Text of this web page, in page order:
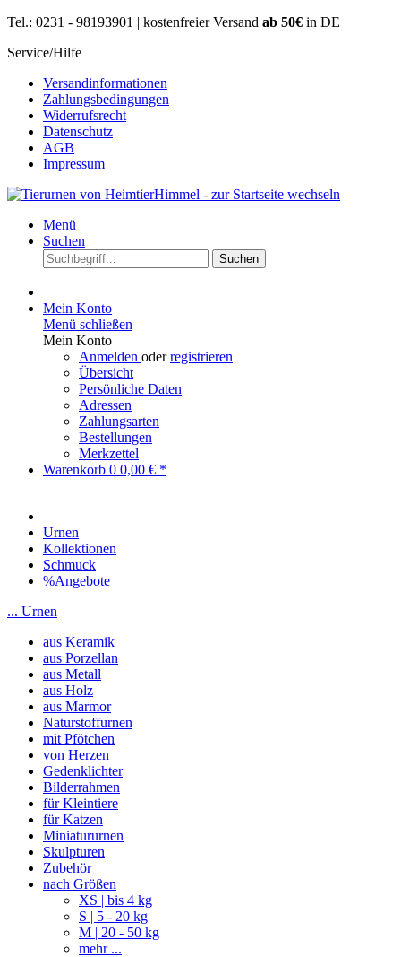
Tel.: 0231 - 98193901 | kostenfreier Versand ab 50€ in DE
Service/Hilfe
Versandinformationen
Zahlungsbedingungen
Widerrufsrecht
Datenschutz
AGB
Impressum
Menü
Suchen
Suchen
Mein Konto
Menü schließen
Mein Konto
Anmelden oderregistrieren
Übersicht
Persönliche Daten
Adressen
Zahlungsarten
Bestellungen
Merkzettel
Warenkorb 0 0,00 € *
Urnen
Kollektionen
Schmuck
%Angebote
... Urnen
aus Keramik
aus Porzellan
aus Metall
aus Holz
aus Marmor
Naturstoffurnen
mit Pfötchen
von Herzen
Gedenklichter
Bilderrahmen
für Kleintiere
für Katzen
Miniatururnen
Skulpturen
Zubehör
nach Größen
XS | bis 4 kg
S | 5 - 20 kg
M | 20 - 50 kg
mehr ...